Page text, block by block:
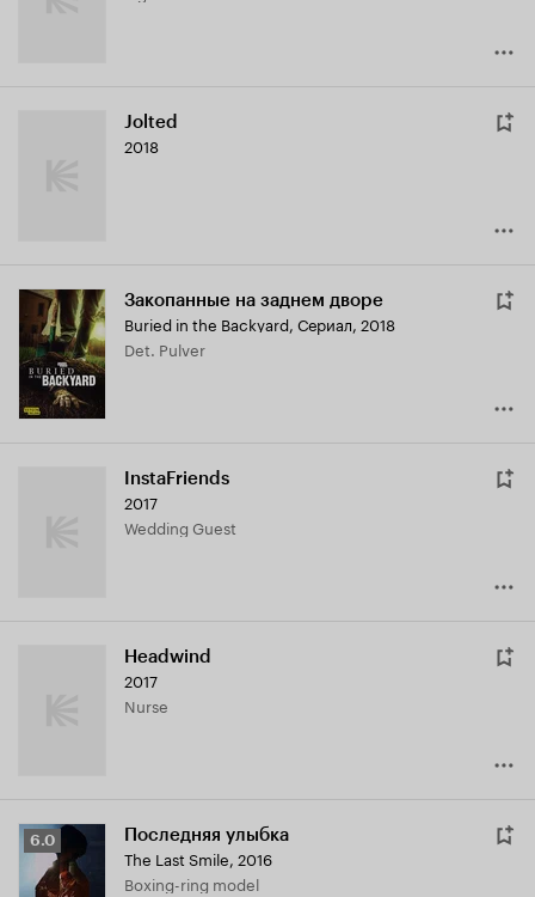
Jolted
2018
Закопанные на заднем дворе
Buried in the Backyard, Сериал, 2018
Det. Pulver
InstaFriends
2017
Wedding Guest
Headwind
2017
Nurse
Рейтинг
Кинопоиска
6.0
6.0 Последняя улыбка
The Last Smile, 2016
Boxing-ring model